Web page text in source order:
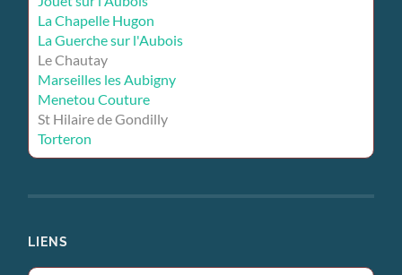
La Chapelle Hugon
La Guerche sur l'Aubois
Le Chautay
Marseilles les Aubigny
Menetou Couture
St Hilaire de Gondilly
Torteron
LIENS